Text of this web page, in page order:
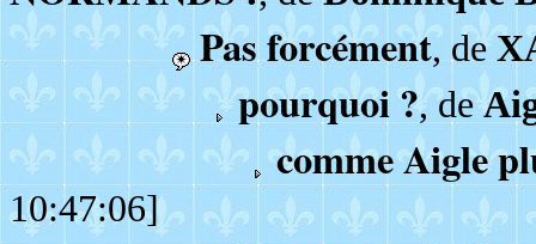
Pas forcément, de
pourquoi ?, de
comme Aigle
10:47:06]